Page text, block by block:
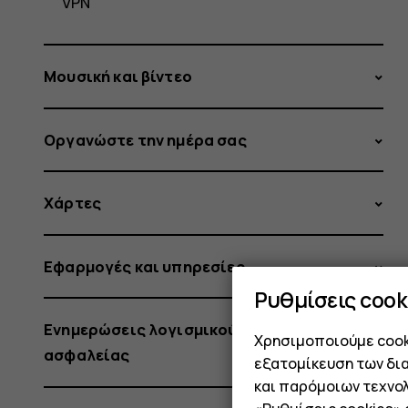
Μουσική και βίντεο
Οργανώστε την ημέρα σας
Χάρτες
Εφαρμογές και υπηρεσίες
Ενημερώσεις λογισμικού και αντίγραφα
ασφαλείας
Ρυθμίσεις
Χρησιμοποιούμε
εξατομίκευση των
και παρόμοιων